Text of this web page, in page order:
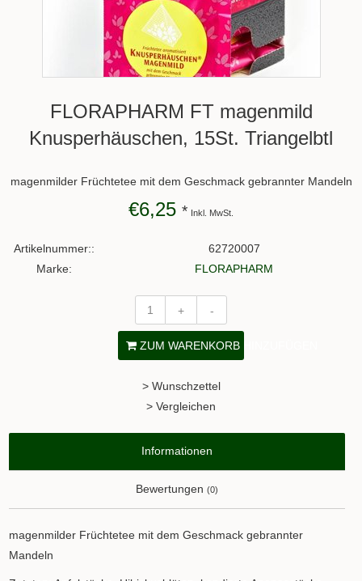
FLORAPHARM FT magenmild
Knusperhäuschen, 15St. Triangelbtl
magenmilder Früchtetee mit dem Geschmack gebrannter Mandeln
€6,25 * Inkl. MwSt.
Artikelnummer::
62720007
Marke:
FLORAPHARM
+ -
ZUM WARENKORB HINZUFÜGEN
> Wunschzettel
> Vergleichen
Informationen
Bewertungen (0)
magenmilder Früchtetee mit dem Geschmack gebrannter
Mandeln